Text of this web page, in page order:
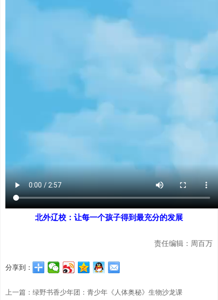
北外辽校：让每一个孩子得到最充分的发展
责任编辑：周百万
分享到：
上一篇：绿野书香少年团：青少年《人体奥秘》生物沙龙课